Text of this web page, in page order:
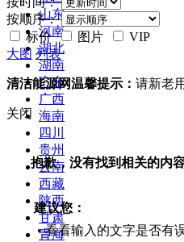
山东
河南
湖北
湖南
广东
广西
海南
四川
贵州
云南
西藏
陕西
甘肃
青海
按顺序：
标价
图片
VIP
大图 列表
清洁能源网温馨提示： 请新老
关闭
抱歉，没有找到相关的内容
建议您：
• 看看输入的文字是否有